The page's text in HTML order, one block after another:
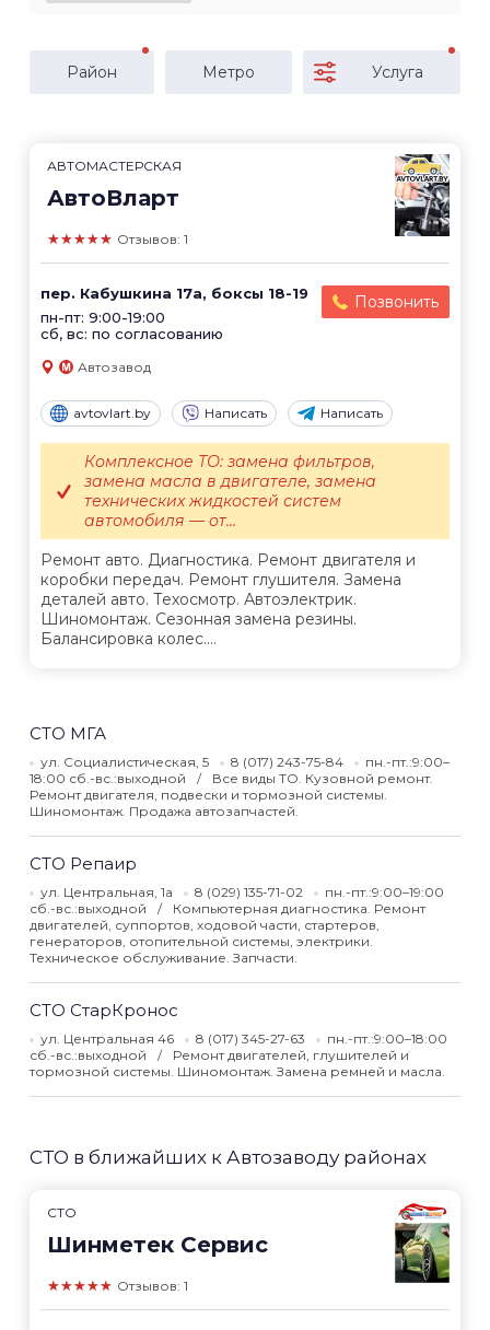
Район Метро Услуга
АВТОМАСТЕРСКАЯ
АвтоВларт
★★★★★ Отзывов: 1
пер. Кабушкина 17а, боксы 18-19
пн-пт: 9:00-19:00
сб, вс: по согласованию
Позвонить
Автозавод
avtovlart.by Написать Написать
Ремонт авто. Диагностика. Ремонт двигателя и
коробки передач. Ремонт глушителя. Замена
деталей авто. Техосмотр. Автоэлектрик.
Шиномонтаж. Сезонная замена резины.
Балансировка колес....
Комплексное ТО: замена фильтров,
замена масла в двигателе, замена
технических жидкостей систем
автомобиля — от...
СТО МГА
ул. Социалистическая, 5 8 (017) 243-75-84
пн.-пт.:9:00–
18:00 сб.-вс.:выходной
Все виды ТО. Кузовной ремонт.
Ремонт двигателя, подвески и тормозной системы.
Шиномонтаж. Продажа автозапчастей.
СТО Репаир
ул. Центральная, 1а 8 (029) 135-71-02
пн.-пт.:9:00–19:00
сб.-вс.:выходной
Компьютерная диагностика. Ремонт
двигателей, суппортов, ходовой части, стартеров,
генераторов, отопительной системы, электрики.
Техническое обслуживание. Запчасти.
СТО СтарКронос
ул. Центральная 46 8 (017) 345-27-63
пн.-пт.:9:00–18:00
сб.-вс.:выходной
Ремонт двигателей, глушителей и
тормозной системы. Шиномонтаж. Замена ремней и масла.
СТО в ближайших к Автозаводу районах
СТО
Шинметек Сервис
★★★★★ Отзывов: 1